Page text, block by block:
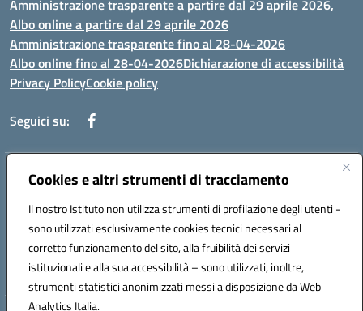
Cookies e altri strumenti di tracciamento
Il nostro Istituto non utilizza strumenti di profilazione degli utenti -
sono utilizzati esclusivamente cookies tecnici necessari al
corretto funzionamento del sito, alla fruibilità dei servizi
istituzionali e alla sua accessibilità – sono utilizzati, inoltre,
strumenti statistici anonimizzati messi a disposizione da Web
Analytics Italia.
Amministrazione trasparente a partire dal 29 aprile 2026,
Albo online a partire dal 29 aprile 2026
Amministrazione trasparente fino al 28-04-2026
Albo online fino al 28-04-2026Dichiarazione di accessibilità
Privacy PolicyCookie policy
Seguici su:
Indirizzo:Via Selicato, 1 71122 FOGGIA (FG)
Posta elettronica certificata (PEC):fgee01200c@pec.istruzione.it
Codice fiscale: 80005820719
Codice meccanografico: FGEE01200C